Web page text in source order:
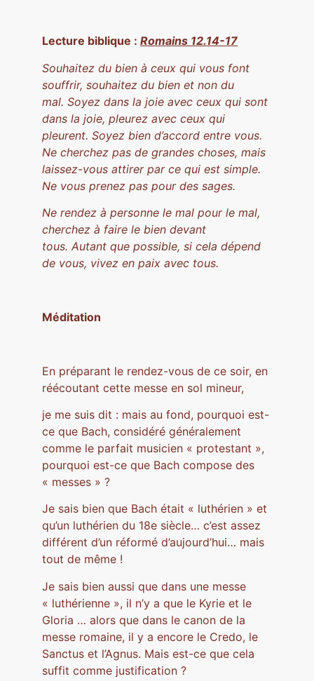
Lecture biblique : Romains 12.14-17
Souhaitez du bien à ceux qui vous font
souffrir, souhaitez du bien et non du
mal. Soyez dans la joie avec ceux qui sont
dans la joie, pleurez avec ceux qui
pleurent. Soyez bien d’accord entre vous.
Ne cherchez pas de grandes choses, mais
laissez-vous attirer par ce qui est simple.
Ne vous prenez pas pour des sages.
Ne rendez à personne le mal pour le mal,
cherchez à faire le bien devant
tous. Autant que possible, si cela dépend
de vous, vivez en paix avec tous.
Méditation
En préparant le rendez-vous de ce soir, en
réécoutant cette messe en sol mineur,
je me suis dit : mais au fond, pourquoi est-
ce que Bach, considéré généralement
comme le parfait musicien « protestant »,
pourquoi est-ce que Bach compose des
« messes » ?
Je sais bien que Bach était « luthérien » et
qu’un luthérien du 18e siècle… c’est assez
différent d’un réformé d’aujourd’hui… mais
tout de même !
Je sais bien aussi que dans une messe
« luthérienne », il n’y a que le Kyrie et le
Gloria … alors que dans le canon de la
messe romaine, il y a encore le Credo, le
Sanctus et l’Agnus. Mais est-ce que cela
suffit comme justification ?